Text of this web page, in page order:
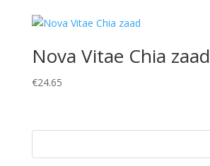
Nova Vitae Chia zaad
€24.65